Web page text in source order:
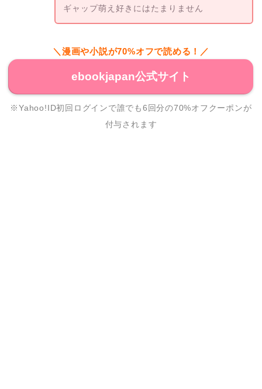
ギャップ萌え好きにはたまりません
＼漫画や小説が70%オフで読める！／
ebookjapan公式サイト
※Yahoo!ID初回ログインで誰でも6回分の70%オフクーポンが
付与されます